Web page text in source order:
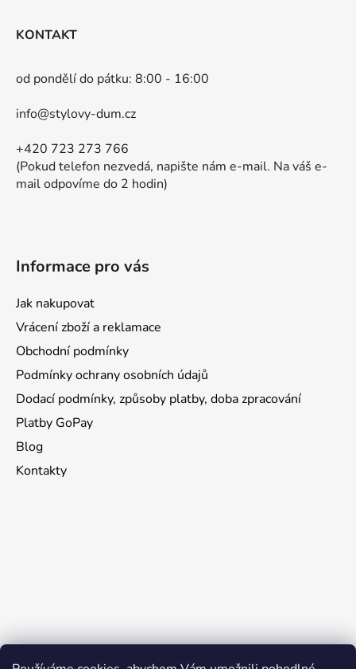
KONTAKT
od pondělí do pátku: 8:00 - 16:00
info@stylovy-dum.cz
+420 723 273 766
(Pokud telefon nezvedá, napište nám e-mail. Na váš e-
mail odpovíme do 2 hodin)
Informace pro vás
Jak nakupovat
Vrácení zboží a reklamace
Obchodní podmínky
Podmínky ochrany osobních údajů
Dodací podmínky, způsoby platby, doba zpracování
Platby GoPay
Blog
Kontakty